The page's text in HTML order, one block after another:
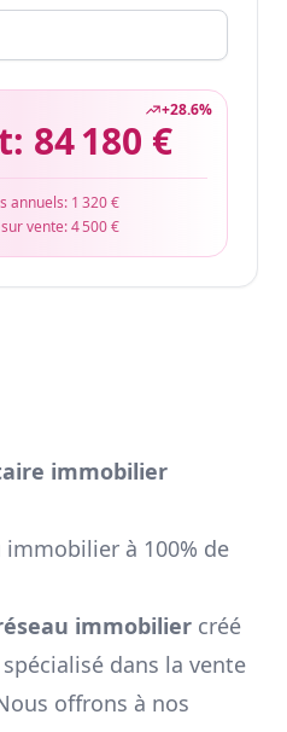
+28.6%
84 180 €
annuels: 1 320 €
vente:4 500 €
immobilier
à 100% de
immobilier créé
dans la vente
offrons à nos